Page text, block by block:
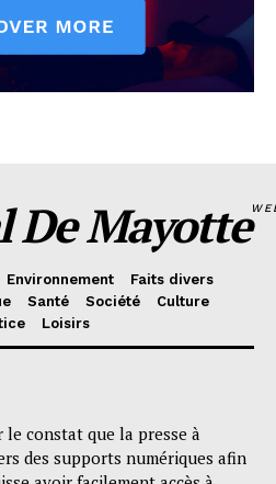
De Mayotte
Environnement
Faits divers
Santé Société
Culture
Loisirs
le constat que la presse à
des supports numériques afin